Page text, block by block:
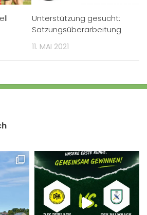
Unterstützung gesucht:
Satzungsüberarbeitung
11. MAI 2021